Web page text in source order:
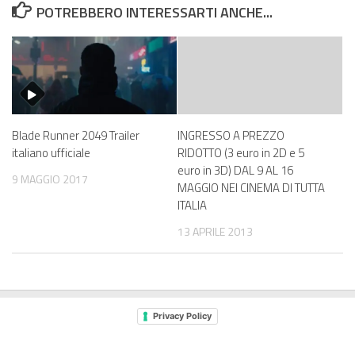
POTREBBERO INTERESSARTI ANCHE...
Blade Runner 2049 Trailer
italiano ufficiale
9 MAGGIO 2017
INGRESSO A PREZZO
RIDOTTO (3 euro in 2D e 5
euro in 3D) DAL 9 AL 16
MAGGIO NEI CINEMA DI TUTTA
ITALIA
13 APRILE 2013
Privacy Policy